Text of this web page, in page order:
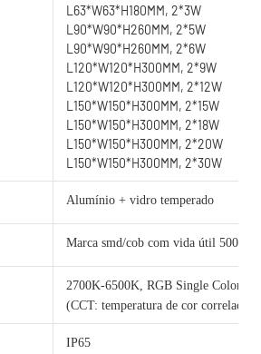
L63*W63*H180MM, 2*3W
L90*W90*H260MM, 2*5W
L90*W90*H260MM, 2*6W
L120*W120*H300MM, 2*9W
L120*W120*H300MM, 2*12W
L150*W150*H300MM, 2*15W
L150*W150*H300MM, 2*18W
L150*W150*H300MM, 2*20W
L150*W150*H300MM, 2*30W
Alumínio + vidro temperado
Marca smd/cob com vida útil 50000
2700K-6500K, RGB Single Color
(CCT: temperatura de cor
IP65